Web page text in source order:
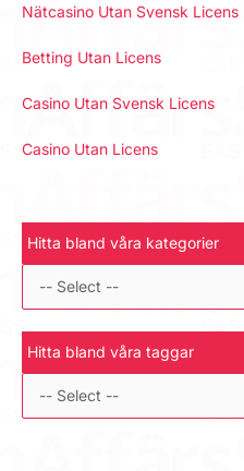
Nätcasino Utan Svensk Licens
Betting Utan Licens
Casino Utan Svensk Licens
Casino Utan Licens
Hitta bland våra kategorier
Hitta bland våra taggar